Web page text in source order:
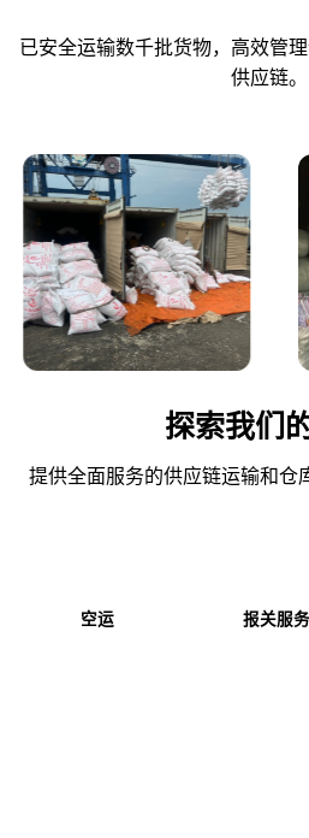
已安全运输数千批货物，高效管
供应链。
探索我们
提供全面服务的供应链运输和仓
报关服务 国